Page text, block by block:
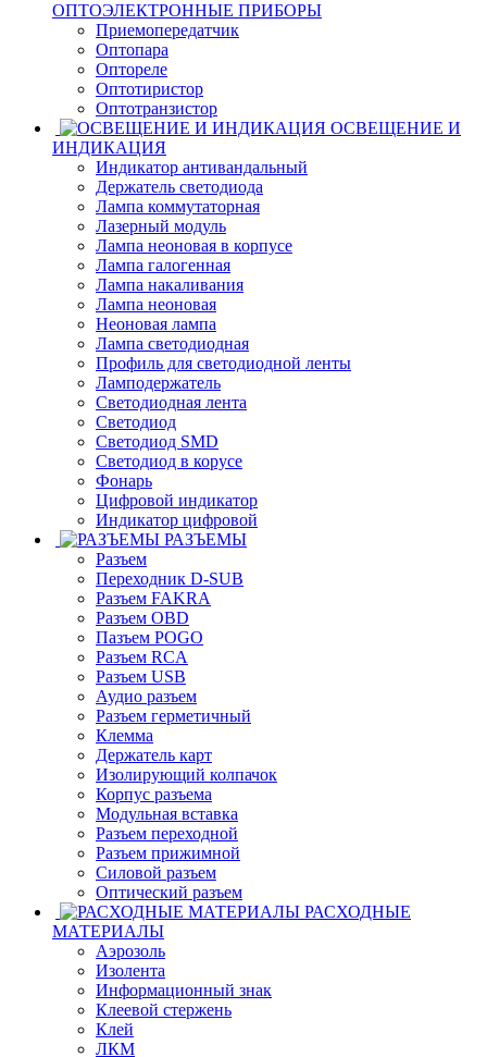
ОПТОЭЛЕКТРОННЫЕ ПРИБОРЫ
Приемопередатчик
Оптопара
Оптореле
Оптотиристор
Оптотранзистор
ОСВЕЩЕНИЕ И
ИНДИКАЦИЯ
Индикатор антивандальный
Держатель светодиода
Лампа коммутаторная
Лазерный модуль
Лампа неоновая в корпусе
Лампа галогенная
Лампа накаливания
Лампа неоновая
Неоновая лампа
Лампа светодиодная
Профиль для светодиодной ленты
Ламподержатель
Светодиодная лента
Светодиод
Светодиод SMD
Светодиод в корусе
Фонарь
Цифровой индикатор
Индикатор цифровой
РАЗЪЕМЫ
Разъем
Переходник D-SUB
Разъем FAKRA
Разъем OBD
Пазъем POGO
Разъем RCA
Разъем USB
Аудио разъем
Разъем герметичный
Клемма
Держатель карт
Изолирующий колпачок
Корпус разъема
Модульная вставка
Разъем переходной
Разъем прижимной
Силовой разъем
Оптический разъем
РАСХОДНЫЕ
МАТЕРИАЛЫ
Аэрозоль
Изолента
Информационный знак
Клеевой стержень
Клей
ЛКМ